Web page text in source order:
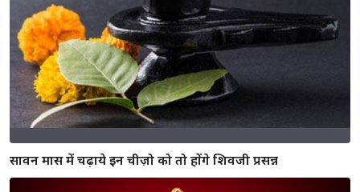
इन संस्कारो के निर्वहन से होगा मनुष्य सम्पूर्ण